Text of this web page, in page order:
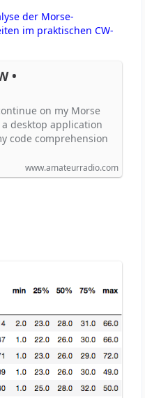
der Morse-
im praktischen CW-
•
on my Morse
desktop application
code comprehension
www.amateurradio.com